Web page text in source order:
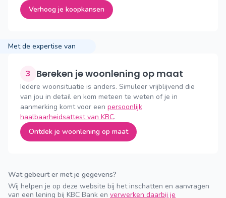
Verhoog je koopkansen
Met de expertise van
3 Bereken je woonlening op maat
Iedere woonsituatie is anders. Simuleer vrijblijvend die
van jou in detail en kom meteen te weten of je in
aanmerking komt voor een persoonlijk
haalbaarheidsattest van KBC.
Ontdek je woonlening op maat
Wat gebeurt er met je gegevens?
Wij helpen je op deze website bij het inschatten en aanvragen
van een lening bij KBC Bank en verwerken daarbij je